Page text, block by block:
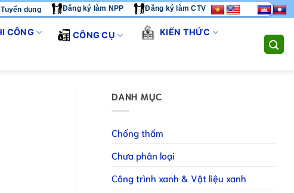
- CHÚNG TÔI CUNG CẤP GIẢI PHÁP THI CÔNG TOÀN DIỆN. LIÊN
Tuyển dụng Đăng ký làm NPP Đăng ký làm CTV
CÔNG CÔNG CỤ KIẾN THỨC
DANH MỤC
Chống thấm
Chưa phân loại
Công trình xanh & Vật liệu xanh